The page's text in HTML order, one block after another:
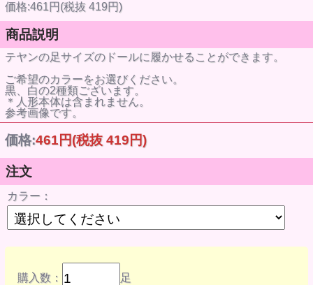
価格:461円(税抜 419円)
商品説明
テヤンの足サイズのドールに履かせることができます。
ご希望のカラーをお選びください。
黒、白の2種類ございます。
＊人形本体は含まれません。
参考画像です。
価格:461円(税抜 419円)
注文
カラー：
購入数： 足